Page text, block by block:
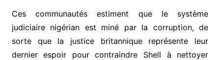
Ces communautés estiment que le système
judiciaire nigérian est miné par la corruption, de
sorte que la justice britannique représente leur
dernier espoir pour contraindre Shell à nettoyer